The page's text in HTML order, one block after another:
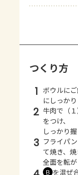
つくり方
1 ボウルにご
にしっかり
2 牛肉で（
をつけ、
しっかり
3 フライパ
て焼き、
全面を転
Ｂ を混ぜ